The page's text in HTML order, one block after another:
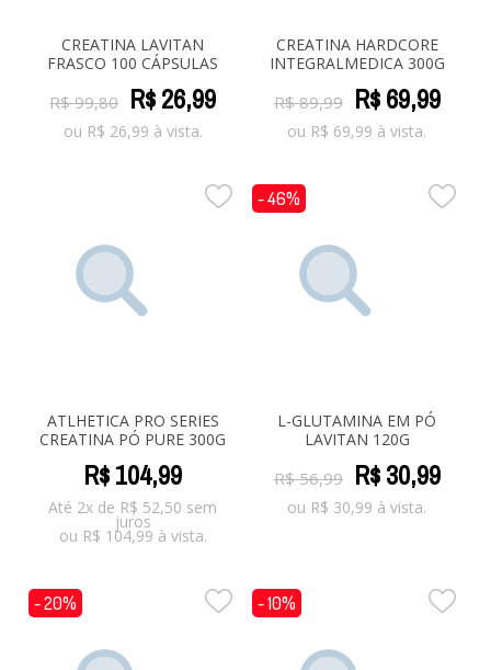
CREATINA LAVITAN
FRASCO 100 CÁPSULAS
R$99,80 R$26,99
ou R$ 26,99 à vista.
CREATINA HARDCORE
INTEGRALMEDICA 300G
R$89,99 R$69,99
ou R$ 69,99 à vista.
ATLHETICA PRO SERIES
CREATINA PÓ PURE 300G
R$104,99
Até 2x de R$ 52,50 sem
juros
ou R$ 104,99 à vista.
- 46%
L-GLUTAMINA EM PÓ
LAVITAN 120G
R$56,99 R$30,99
ou R$ 30,99 à vista.
- 20% - 10%